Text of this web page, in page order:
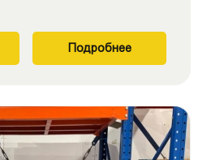
Подробнее